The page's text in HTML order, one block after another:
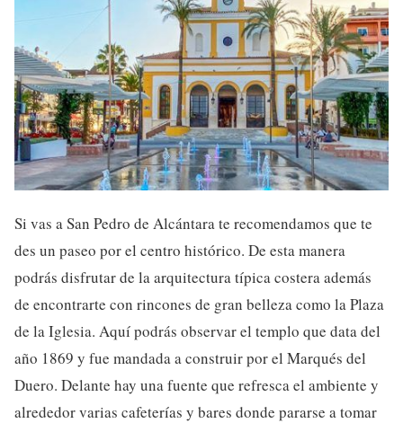
Si vas a San Pedro de Alcántara te recomendamos que te
des un paseo por el centro histórico. De esta manera
podrás disfrutar de la arquitectura típica costera además
de encontrarte con rincones de gran belleza como la Plaza
de la Iglesia. Aquí podrás observar el templo que data del
año 1869 y fue mandada a construir por el Marqués del
Duero. Delante hay una fuente que refresca el ambiente y
alrededor varias cafeterías y bares donde pararse a tomar